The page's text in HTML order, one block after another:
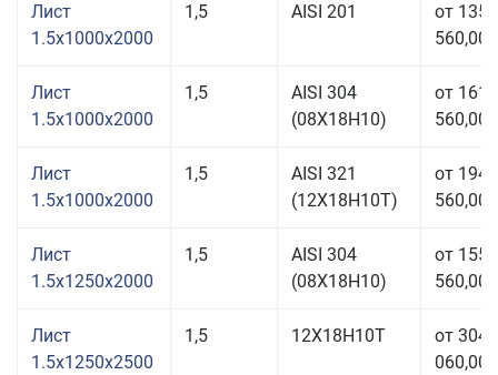
Лист
1.5x1000x2000
1,5 AISI 201
от 135
560,00
Лист
1.5x1000x2000
1,5
AISI 304
(08Х18Н10)
от 161
560,00
Лист
1.5x1000x2000
1,5
AISI 321
(12Х18Н10Т)
от 194
560,00
Лист
1.5x1250x2000
1,5
AISI 304
(08Х18Н10)
от 155
560,00
Лист
1.5x1250x2500
1,5 12Х18Н10Т
от 304
060,00